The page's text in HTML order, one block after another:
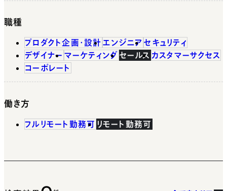
職種
プロダクト企画・設計 エンジニア セキュリティ
デザイナー マーケティング セールス カスタマーサクセス
コーポレート
働き方
フルリモート勤務可 リモート勤務可